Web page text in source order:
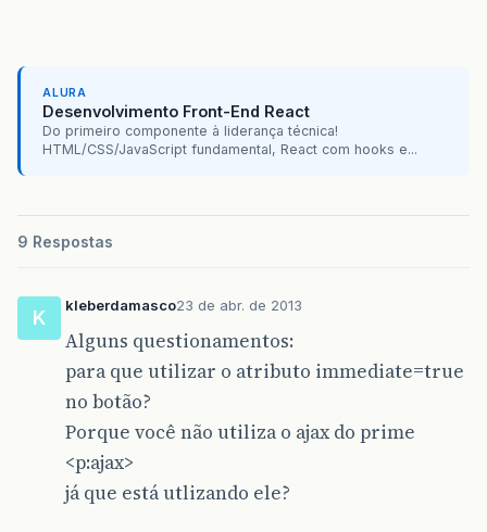
ALURA
Desenvolvimento Front-End React
Do primeiro componente à liderança técnica!
HTML/CSS/JavaScript fundamental, React com hooks e...
9 Respostas
K
kleberdamasco23 de abr. de 2013
Alguns questionamentos:
para que utilizar o atributo immediate=true
no botão?
Porque você não utiliza o ajax do prime
<p:ajax>
já que está utlizando ele?